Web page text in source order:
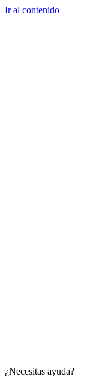
Ir al contenido
¿Necesitas ayuda?